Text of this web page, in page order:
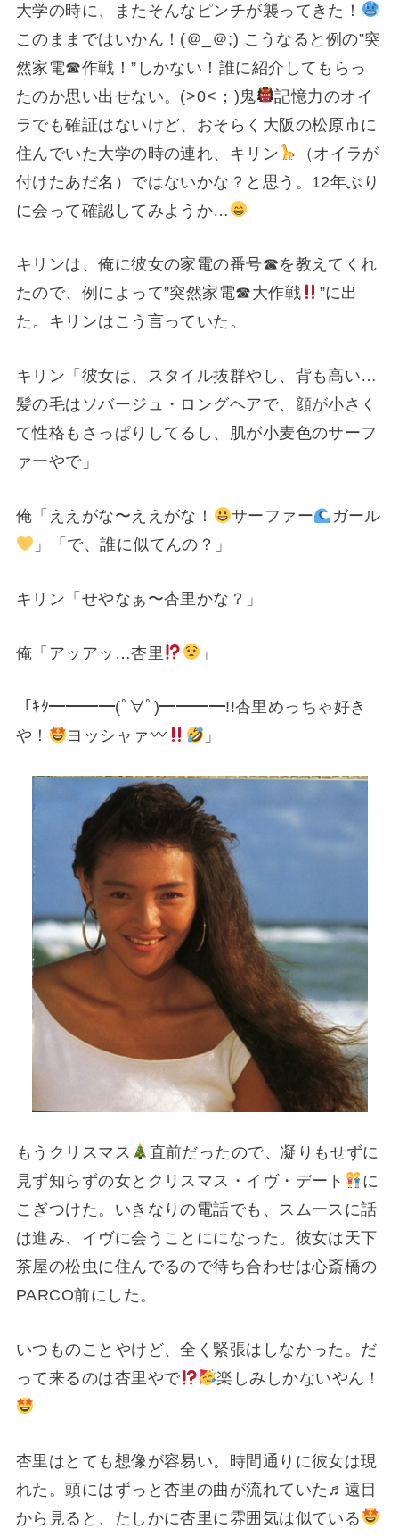
大学の時に、またそんなピンチが襲ってきた！
このままではいかん！(＠_＠;) こうなると例の”突
然家電☎作戦！”しかない！誰に紹介してもらっ
たのか思い出せない。(⁠>⁠0⁠<⁠；⁠)鬼
記憶力のオイ
ラでも確証はないけど、おそらく大阪の松原市に
住んでいた大学の時の連れ、キリン
（オイラが
付けたあだ名）ではないかな？と思う。12年ぶり
に会って確認してみようか…
キリンは、俺に彼女の家電の番号☎を教えてくれ
たので、例によって”突然家電☎大作戦
”に出
た。キリンはこう言っていた。
キリン「彼女は、スタイル抜群やし、背も高い…
髪の毛はソバージュ・ロングヘアで、顔が小さく
て性格もさっぱりしてるし、肌が小麦色のサーフ
ァーやで」
俺「ええがな〜ええがな！ サーファー
ガール
」「で、誰に似てんの？」
キリン「せやなぁ〜杏里かな？」
俺「アッアッ…杏里 」
「ｷﾀ━━━━(ﾟ∀ﾟ)━━━━!!杏里めっちゃ好き
や！
ヨッシャァ 」
もうクリスマス
直前だったので、凝りもせずに
見ず知らずの女とクリスマス・イヴ・デート
に
こぎつけた。いきなりの電話でも、スムースに話
は進み、イヴに会うことにになった。彼女は天下
茶屋の松虫に住んでるので待ち合わせは心斎橋の
PARCO前にした。
いつものことやけど、全く緊張はしなかった。だ
って来るのは杏里やで
楽しみしかないやん！
杏里はとても想像が容易い。時間通りに彼女は現
れた。頭にはずっと杏里の曲が流れていた♬遠目
から見ると、たしかに杏里に雰囲気は似ている